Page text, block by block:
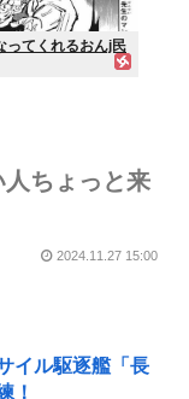
ってくれるおんj民
ちょっと来
2024.11.27 15:00
イル駆逐艦「長
！